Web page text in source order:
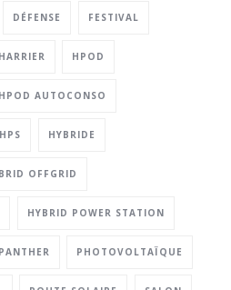
DÉFENSE FESTIVAL
HPOD
HPOD AUTOCONSO
HPS HYBRIDE
OFFGRID
HYBRID POWER STATION
PANTHER PHOTOVOLTAÏQUE